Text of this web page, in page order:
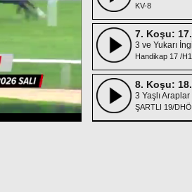
KV-8
7. Koşu:
3 ve Yukarı
Handikap 17 /H1
8. Koşu:
3 Yaşlı Araplar
ŞARTLI 19/